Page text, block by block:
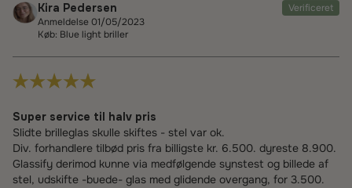
Kira Pedersen
Verificeret
Anmeldelse 01/05/2023
Køb: Blue light briller
Super service til halv pris
Slidte brilleglas skulle skiftes - stel var ok.
Div. forhandlere tilbød pris fra billigste kr. 6.500. dyreste 8.900.
Glassify derimod kunne via medfølgende synstest og billede af
stel, udskifte -buede- glas med glidende overgang, for 3.500.